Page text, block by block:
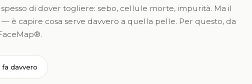
di dover togliere: sebo, cellule morte, impurità. Ma il
è capire cosa serve davvero a quella pelle. Per questo, da
fa davvero